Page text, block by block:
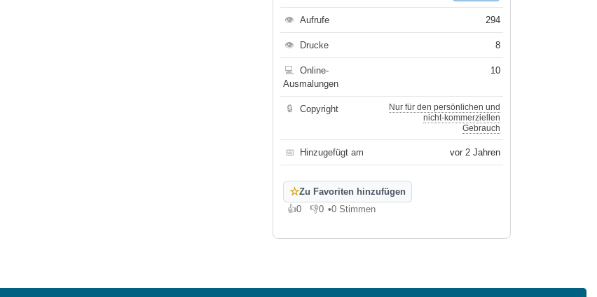
👁 Aufrufe 294
👁 Drucke 8
💻
Online-
Ausmalungen
10
🔒 Copyright
Nur für den persönlichen und
nicht-kommerziellen
Gebrauch
📅 Hinzugefügt am vor 2 Jahren
☆Zu Favoriten hinzufügen
👍0
Gefällt mir
👎0
Gefällt mir nicht
•0 Stimmen